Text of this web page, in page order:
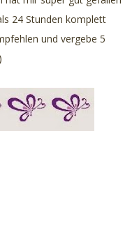
24 Stunden komplett
und vergebe 5